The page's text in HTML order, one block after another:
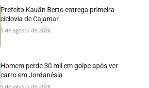
Prefeito Kauãn Berto entrega primeira
ciclovia de Cajamar
5 de agosto de 2026
Homem perde 30 mil em golpe após ver
carro em Jordanésia
5 de agosto de 2026